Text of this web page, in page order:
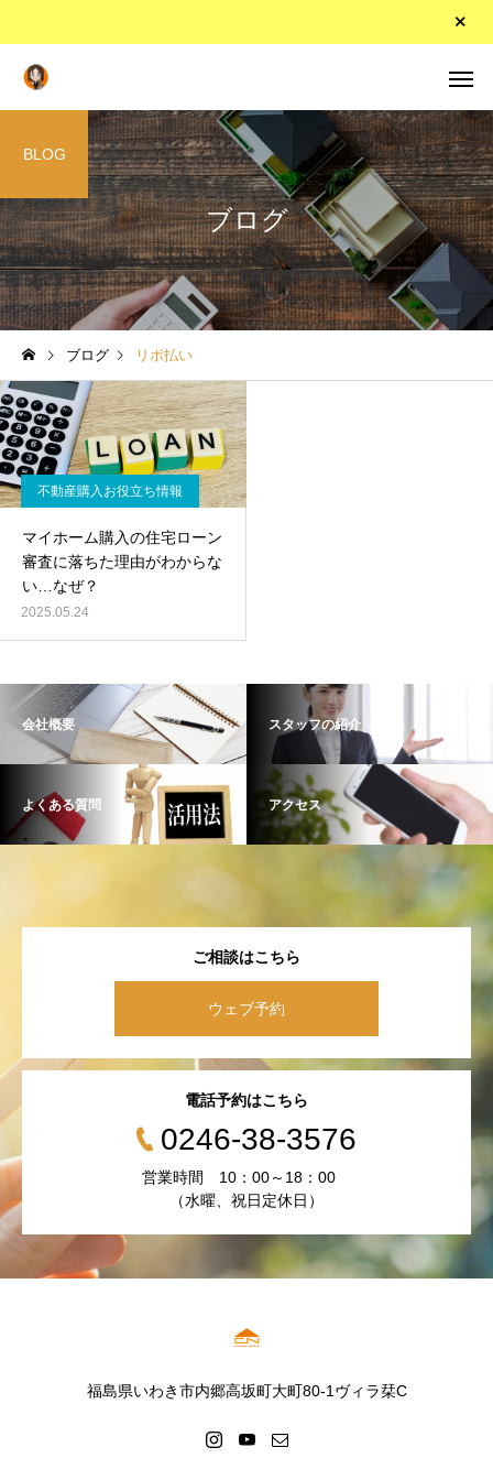
ブログ
BLOG
ブログ リボ払い
不動産購入お役立ち情報
マイホーム購入の住宅ローン
審査に落ちた理由がわからな
い…なぜ？
2025.05.24
会社概要 スタッフの紹介
よくある質問 アクセス
ご相談はこちら
ウェブ予約
電話予約はこちら
0246-38-3576
営業時間 10：00～18：00
（水曜、祝日定休日）
福島県いわき市内郷高坂町大町80-1ヴィラ栞C